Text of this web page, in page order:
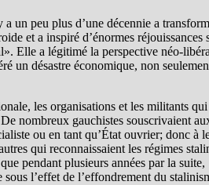
un peu plus d’une décennie a
et a inspiré d’énormes réjouissances
Elle a légitimé la perspective néo-
un désastre économique, non
les organisations et les militants qui
nombreux gauchistes souscrivaient
ou en tant qu’État ouvrier; donc à
qui reconnaissaient les régimes
pendant plusieurs années par la suite,
l’effet de l’effondrement du